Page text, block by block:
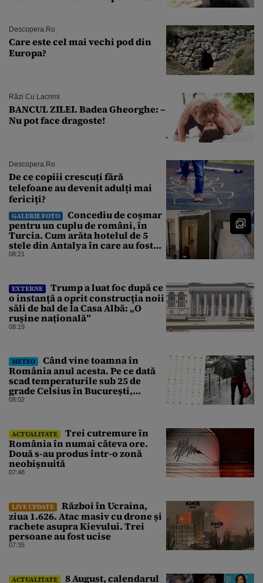
Descopera.ro
Care este cel mai vechi pod din
Europa?
Râzi Cu Lacrimi
BANCUL ZILEI. Badea Gheorghe: –
Nu pot face dragoste!
Descopera.ro
De ce copiii crescuți fără
telefoane au devenit adulți mai
fericiți?
GALERIE FOTO
Concediu de coșmar
pentru un cuplu de români, în
Turcia. Cum arăta hotelul de 5
stele din Antalya în care au fost
cazați
08:21
EXTERNE
Trump a luat foc după ce
o instanță a oprit construcția noii
săli de bal de la Casa Albă: „O
rușine națională”
08:19
METEO
Când vine toamna în
România anul acesta. Pe ce dată
scad temperaturile sub 25 de
grade Celsius în București,
potrivit meteorologilor
08:02
ACTUALITATE
Trei cutremure în
România în numai câteva ore.
Două s-au produs într-o zonă
neobișnuită
07:48
LIVE UPDATE
Război în Ucraina,
ziua 1.626. Atac masiv cu drone și
rachete asupra Kievului. Trei
persoane au fost ucise
07:35
ACTUALITATE
8 August, calendarul